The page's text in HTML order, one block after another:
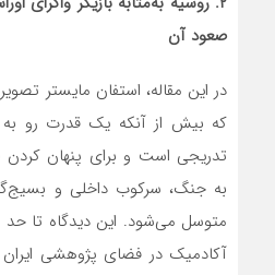
صعود آن
در این مقاله، استفان مایستر
که بیش از آنکه یک قدرت رو به
تدریجی است و برای پنهان
به جنگ، سرکوب داخلی و
متوسل می‌شود. این دیدگاه تا حد
آکادمیک در فضای پژوهشی